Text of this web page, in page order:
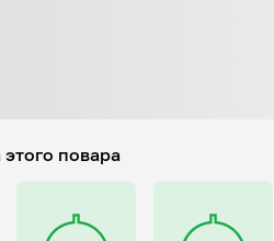
повара